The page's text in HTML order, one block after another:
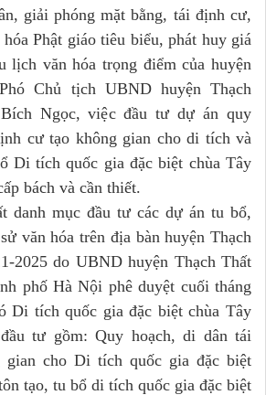
giải phóng mặt bằng, tái định cư,
Phật giáo tiêu biểu, phát huy giá
lịch văn hóa trọng điểm của huyện
Chủ tịch UBND huyện Thạch
Ngọc, việc đầu tư dự án quy
cư tạo không gian cho di tích và
Di tích quốc gia đặc biệt chùa Tây
bách và cần thiết.
danh mục đầu tư các dự án tu bổ,
văn hóa trên địa bàn huyện Thạch
2025 do UBND huyện Thạch Thất
phố Hà Nội phê duyệt cuối tháng
Di tích quốc gia đặc biệt chùa Tây
tư gồm: Quy hoạch, di dân tái
gian cho Di tích quốc gia đặc biệt
tạo, tu bổ di tích quốc gia đặc biệt